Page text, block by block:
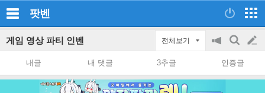
팟벤
게임 영상 파티 인벤 전체보기
공
on/off
검
색
글
쓰
내글 내 댓글 3추글 인증글